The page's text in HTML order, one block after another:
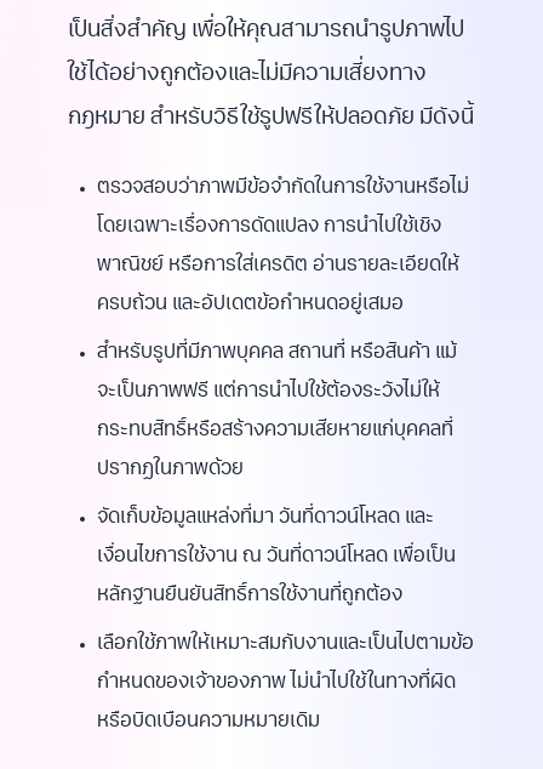
เป็นสิ่งสำคัญ เพื่อให้คุณสามารถนำรูปภาพไป
ใช้ได้อย่างถูกต้องและไม่มีความเสี่ยงทาง
กฎหมาย สำหรับวิธีใช้รูปฟรีให้ปลอดภัย มีดังนี้
ตรวจสอบว่าภาพมีข้อจำกัดในการใช้งานหรือไม่
โดยเฉพาะเรื่องการดัดแปลง การนำไปใช้เชิง
พาณิชย์ หรือการใส่เครดิต อ่านรายละเอียดให้
ครบถ้วน และอัปเดตข้อกำหนดอยู่เสมอ
สำหรับรูปที่มีภาพบุคคล สถานที่ หรือสินค้า แม้
จะเป็นภาพฟรี แต่การนำไปใช้ต้องระวังไม่ให้
กระทบสิทธิ์หรือสร้างความเสียหายแก่บุคคลที่
ปรากฏในภาพด้วย
จัดเก็บข้อมูลแหล่งที่มา วันที่ดาวน์โหลด และ
เงื่อนไขการใช้งาน ณ วันที่ดาวน์โหลด เพื่อเป็น
หลักฐานยืนยันสิทธิ์การใช้งานที่ถูกต้อง
เลือกใช้ภาพให้เหมาะสมกับงานและเป็นไปตามข้อ
กำหนดของเจ้าของภาพ ไม่นำไปใช้ในทางที่ผิด
หรือบิดเบือนความหมายเดิม